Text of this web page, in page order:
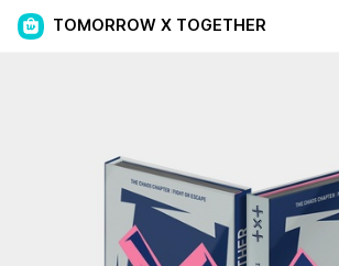
TOMORROW X TOGETHER